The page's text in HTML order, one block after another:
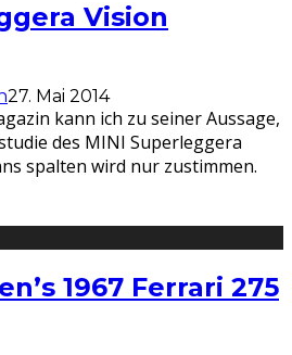
Vision
27. Mai 2014
kann ich zu seiner Aussage,
des MINI Superleggera
spalten wird nur zustimmen.
1967 Ferrari 275